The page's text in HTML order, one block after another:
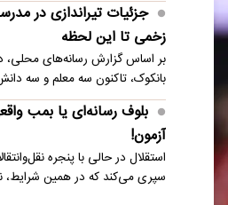
زخمی تا این لحظه
بر اساس گزارش رسانه‌های محلی،
بانکوک، تاکنون سه معلم و سه
بلوف رسانه‌ای یا بمب
آزمون!
استقلال در حالی با پنجره
سپری می‌کند که در همین شرایط،